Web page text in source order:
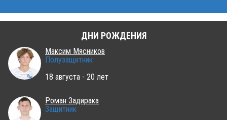
ДНИ РОЖДЕНИЯ
Максим Мясников
Полузащитник
18 августа - 20 лет
Роман Задирака
Защитник